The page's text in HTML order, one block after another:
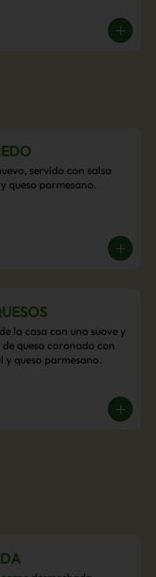
servido con salsa
queso parmesano.
la casa con una suave y
queso coronado con
y queso parmesano.